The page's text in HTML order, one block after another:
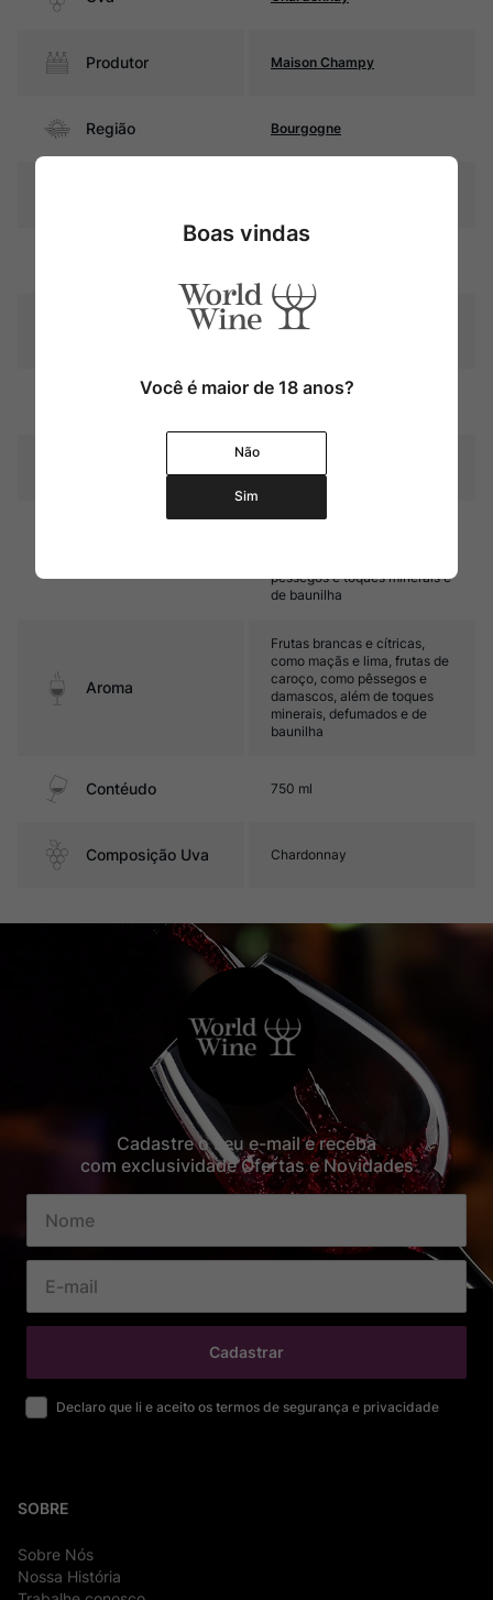
Produtor Maison Champy
Região Bourgogne
Graduação Alcóoli
13,5%
Amadurecimento
12 meses em barricas de
Médio corpo, com ótima
pêssegos e toques minerais e
de baunilha
Aroma
Frutas brancas e cítricas,
como maçãs e lima, frutas de
caroço, como pêssegos e
damascos, além de toques
minerais, defumados e de
baunilha
Contéudo 750 ml
Composição Uva Chardonnay
Cadastre o seu e-mail e receba
com exclusividade Ofertas e Novidades
Cadastrar
Declaro que li e aceito os termos de segurança e privacidade
SOBRE
Sobre Nós
Nossa História
Boas vindas
Você é maior de 18 anos?
Não
Sim